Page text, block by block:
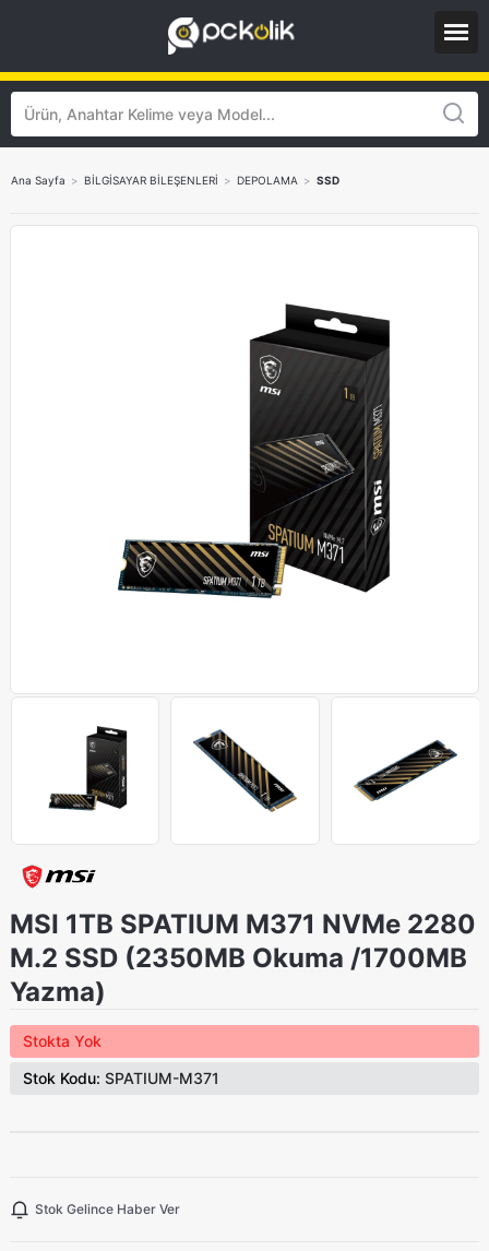
Ana Sayfa > BİLGİSAYAR BİLEŞENLERİ > DEPOLAMA > SSD
MSI 1TB SPATIUM M371 NVMe 2280
M.2 SSD (2350MB Okuma /1700MB
Yazma)
Stokta Yok
Stok Kodu: SPATIUM-M371
Stok Gelince Haber Ver